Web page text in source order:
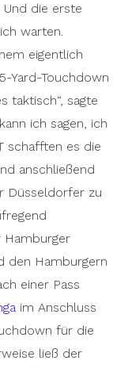
die erste
warten.
eigentlich
Yard-Touchdown
taktisch“, sagte
ich sagen, ich
schafften es die
anschließend
Düsseldorfer zu
Hamburger
den Hamburgern
einer Pass
im Anschluss
für die
ließ der